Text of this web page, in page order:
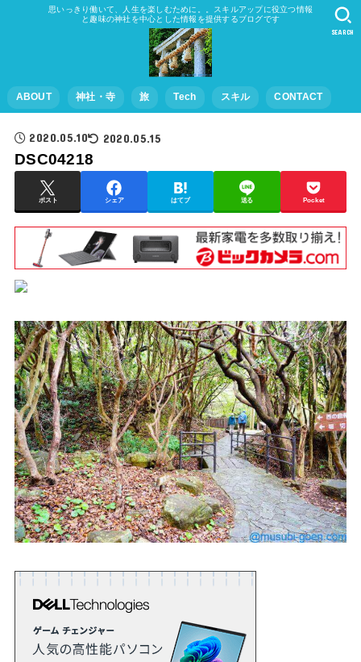
思いっきり働いて、人生を楽しむために。。スキルアップに役立つ情報
と趣味の神社を中心とした情報を提供するブログです
ABOUT 神社・寺 旅 Tech スキル CONTACT
SEARCH
2020.05.10 2020.05.15
DSC04218
ポスト シェア はてブ 送る Pocket